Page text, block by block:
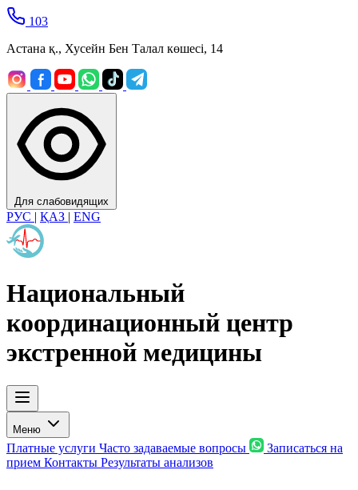
103
Астана қ., Хусейн Бен Талал көшесі, 14
Для слабовидящих
РУС | ҚАЗ | ENG
Национальный
координационный центр
экстренной медицины
Меню
Платные услуги Часто задаваемые вопросы
Записаться на
прием Контакты Результаты анализов